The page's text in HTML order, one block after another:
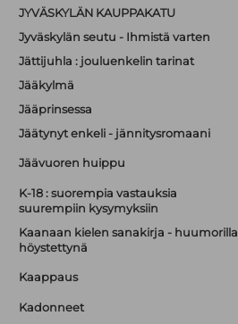
JYVÄSKYLÄN KAUPPAKATU
Jyväskylän seutu - Ihmistä varten
Jättijuhla : jouluenkelin tarinat
Jääkylmä
Jääprinsessa
Jäätynyt enkeli - jännitysromaani
Jäävuoren huippu
K-18 : suorempia vastauksia
suurempiin kysymyksiin
Kaanaan kielen sanakirja - huumorilla
höystettynä
Kaappaus
Kadonneet